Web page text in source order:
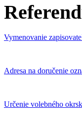
Vymenovanie
Adresa na doručenie
Určenie volebného